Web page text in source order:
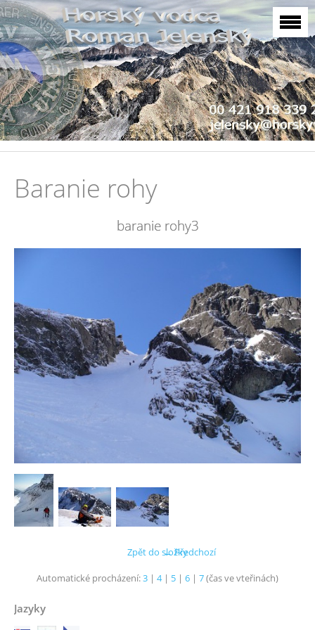
Baranie rohy
baranie rohy3
← Předchozí
Zpět do složky
Automatické procházení:3 | 4| 5 | 6 | 7(čas ve vteřinách)
Jazyky